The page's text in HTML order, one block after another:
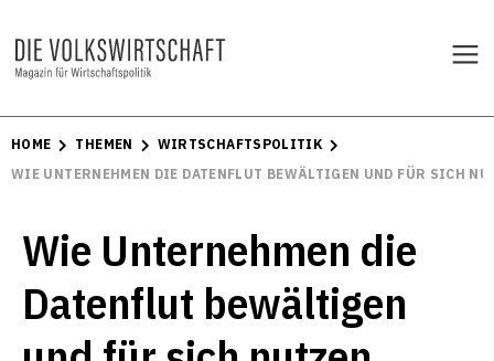
HOME THEMEN
WIRTSCHAFTSPOLITIK
WIE UNTERNEHMEN DIE DATENFLUT BEWÄLTIGEN UND FÜR SICH
Wie Unternehmen die
Datenflut bewältigen